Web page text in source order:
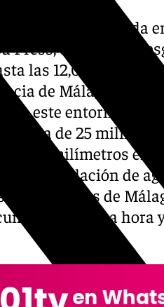
publicada
Press, el nivel de
las 12,00 horas de
de Málaga en
en este entorno de
hora de 25
30 milímetros en
acumulación de
dos zonas de
en una hora